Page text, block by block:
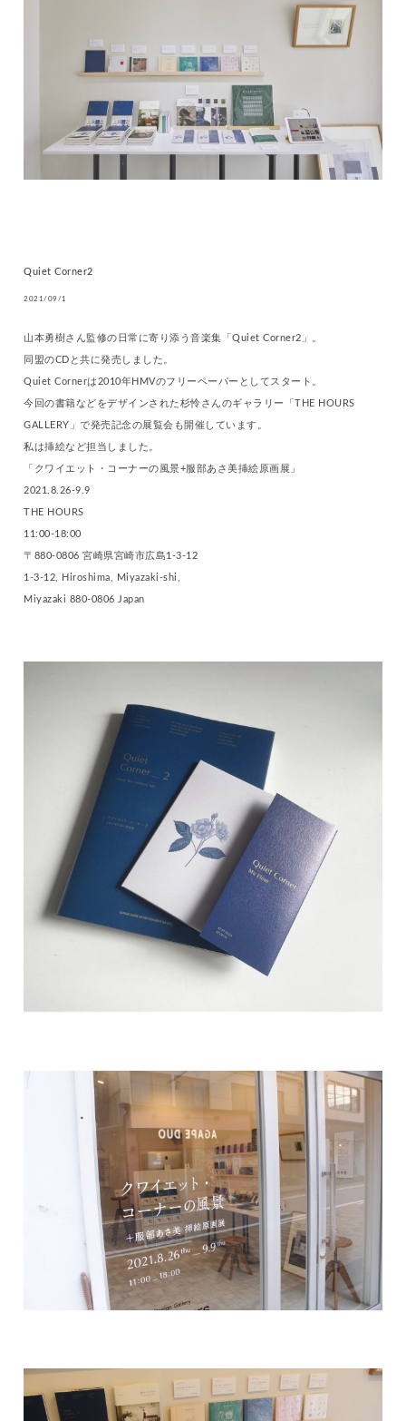
Quiet Corner2
2021/09/1
山本勇樹さん監修の日常に寄り添う音楽集「Quiet Corner2」。
同盟のCDと共に発売しました。
Quiet Cornerは2010年HMVのフリーペーパーとしてスタート。
今回の書籍などをデザインされた杉怜さんのギャラリー「THE HOURS
GALLERY」で発売記念の展覧会も開催しています。
私は挿絵など担当しました。
「クワイエット・コーナーの風景+服部あさ美挿絵原画展」
2021.8.26-9.9
THE HOURS
11:00-18:00
〒880-0806 宮崎県宮崎市広島1-3-12
1-3-12, Hiroshima, Miyazaki-shi,
Miyazaki 880-0806 Japan